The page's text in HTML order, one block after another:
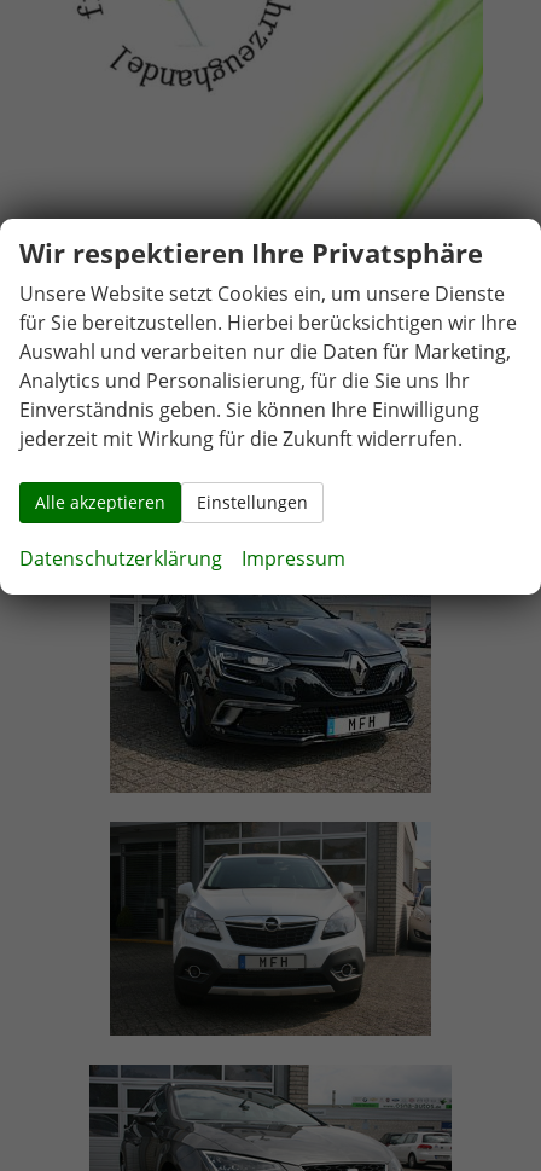
Wir respektieren Ihre Privatsphäre
Unsere Website setzt Cookies ein, um unsere Dienste
für Sie bereitzustellen. Hierbei berücksichtigen wir Ihre
Auswahl und verarbeiten nur die Daten für Marketing,
Analytics und Personalisierung, für die Sie uns Ihr
Einverständnis geben. Sie können Ihre Einwilligung
jederzeit mit Wirkung für die Zukunft widerrufen.
Alle akzeptieren Einstellungen
Datenschutzerklärung Impressum